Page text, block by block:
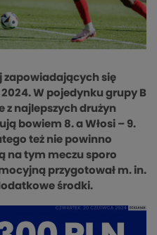
zapowiadających się
W pojedynku grupy B
z najlepszych drużyn
bowiem 8. a Włosi – 9.
też nie powinno
na tym meczu sporo
przygotował m. in.
środki.